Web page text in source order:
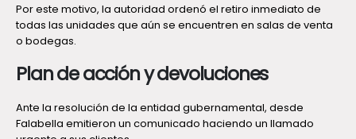
Por este motivo, la autoridad ordenó el retiro inmediato de
todas las unidades que aún se encuentren en salas de venta
o bodegas.
Plan de acción y devoluciones
Ante la resolución de la entidad gubernamental, desde
Falabella emitieron un comunicado haciendo un llamado